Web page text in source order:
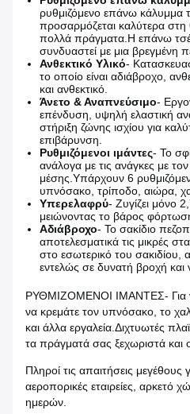
ρυθμιζόμενο επάνω κάλυμμα
προσαρμόζεται καλύτερα
πολλά πράγματα.Η επάνω
συνδυαστεί με μια βρεγμένη
Ανθεκτικό Υλικό-
το οποίο είναι αδιάβροχο,
και ανθεκτικό.
Άνετο & Αναπνεύσιμο-
επένδυση, υψηλή ελαστική
στήριξη ζώνης ισχίου για
επιβάρυνση.
Ρυθμιζόμενοι ιμάντες- Το
ανάλογα με τις ανάγκες με
μέσης.Υπάρχουν 6
υπνόσακο, τρίποδο, αιώρα,
Υπερελαφρύ- Ζυγίζει μόνο
μειώνοντας το βάρος
Αδιάβροχο- Το σακίδιο
αποτελεσματικά τις μικρές
στο εσωτερικό του σακιδίου,
εντελώς σε δυνατή βροχή και
ΡΥΘΜΙΖΟΜΕΝΟΙ ΙΜΑΝΤΕΣ- Για
να κρεμάτε τον υπνόσακο, το
και άλλα εργαλεία.Διχτυωτές
τα πράγματά σας ξεχωριστά και
Πληροί τις απαιτήσεις μεγέθους
αεροπορικές εταιρείες, αρκετό
ημερών.